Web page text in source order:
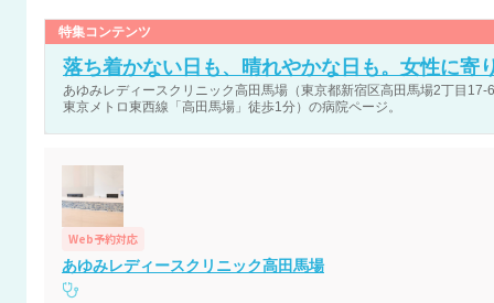
特集コンテンツ
落ち着かない日も、晴れやかな日も。女性に寄
あゆみレディースクリニック高田馬場（東京都新宿区高田馬場2丁目
東京メトロ東西線「高田馬場」徒歩1分）の病院ページ。
Web予約対応
あゆみレディースクリニック高田馬場